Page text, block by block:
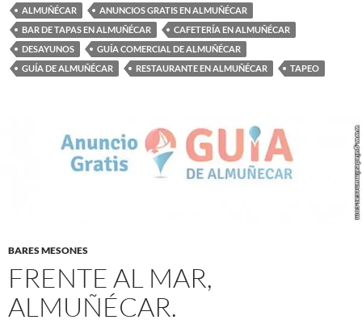
ALMUÑÉCAR
ANUNCIOS GRATIS EN ALMUÑÉCAR
BAR DE TAPAS EN ALMUÑÉCAR
CAFETERÍA EN ALMUÑÉCAR
DESAYUNOS
GUÍA COMERCIAL DE ALMUÑÉCAR
GUÍA DE ALMUÑÉCAR
RESTAURANTE EN ALMUÑÉCAR TAPEO
BARES MESONES
FRENTE AL MAR,
ALMUÑÉCAR.